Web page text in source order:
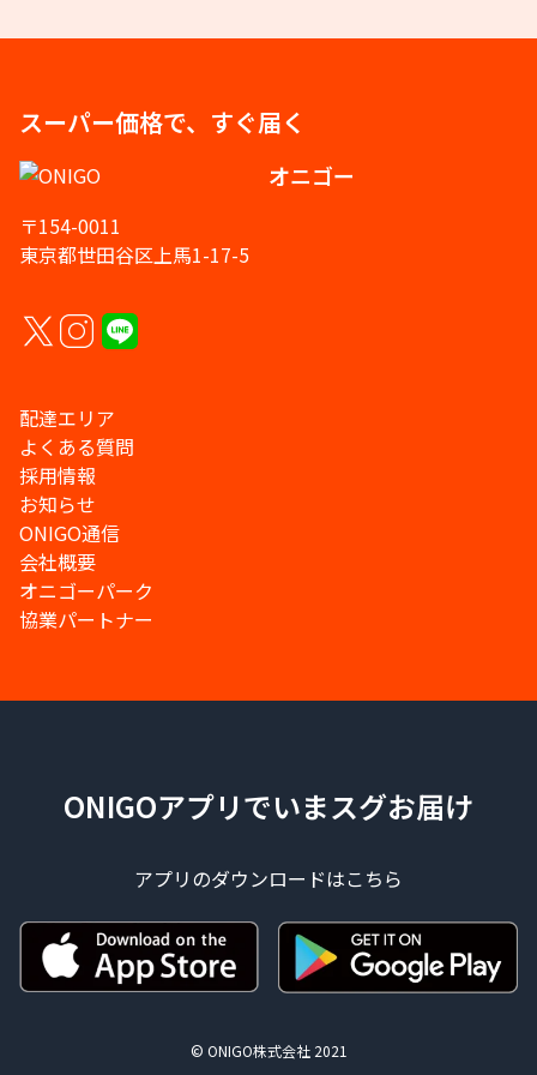
スーパー価格で、すぐ届く
オニゴー
〒154-0011
東京都世田谷区上馬1-17-5
配達エリア
よくある質問
採用情報
お知らせ
ONIGO通信
会社概要
オニゴーパーク
協業パートナー
ONIGOアプリでいまスグお届け
アプリのダウンロードはこちら
© ONIGO株式会社 2021